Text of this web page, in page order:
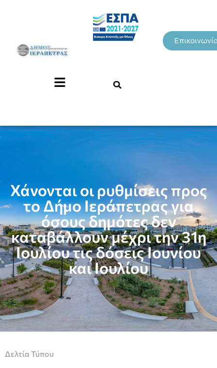
Χάνονται οι ρυθμίσεις προς
το Δήμο Ιεράπετρας για
όσους δημότες δεν
καταβάλλουν μέχρι την 31η
Ιουλίου τις δόσεις Ιουνίου
και Ιουλίου
Δελτία Τύπου